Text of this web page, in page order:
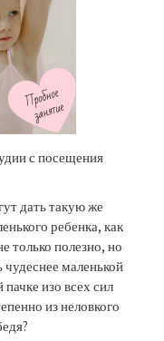
с посещения
дать такую же
ребенка, как
только полезно, но
маленькой
изо всех сил
из неловкого